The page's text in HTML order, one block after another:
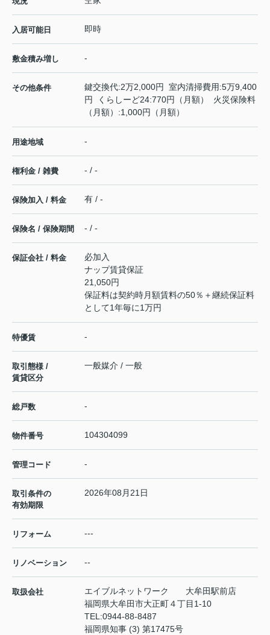
入居可能日 即時
敷金積み増し -
その他条件
鍵交換代:2万2,000円 室内清掃費用:5万9,400
円 くらしーど24:770円（月額） 火災保険料
（月額）:1,000円（月額）
用途地域 -
権利金 / 雑費 - / -
保険加入 / 料金 有 / -
保険名 / 保険期間 - / -
保証会社 / 料金
必加入
ナップ賃貸保証
21,050円
保証料は契約時月額賃料の50％＋継続保証料
として1年毎に1万円
特優賃 -
取引態様 /
賃貸区分
一般媒介 / 一般
総戸数 -
物件番号 104304099
管理コード -
取引条件の
有効期限
2026年08月21日
リフォーム ---
リノベーション --
取扱会社
エイブルネットワーク 大牟田駅前店
福岡県大牟田市大正町４丁目1-10
TEL:0944-88-8487
福岡県知事 (3) 第17475号